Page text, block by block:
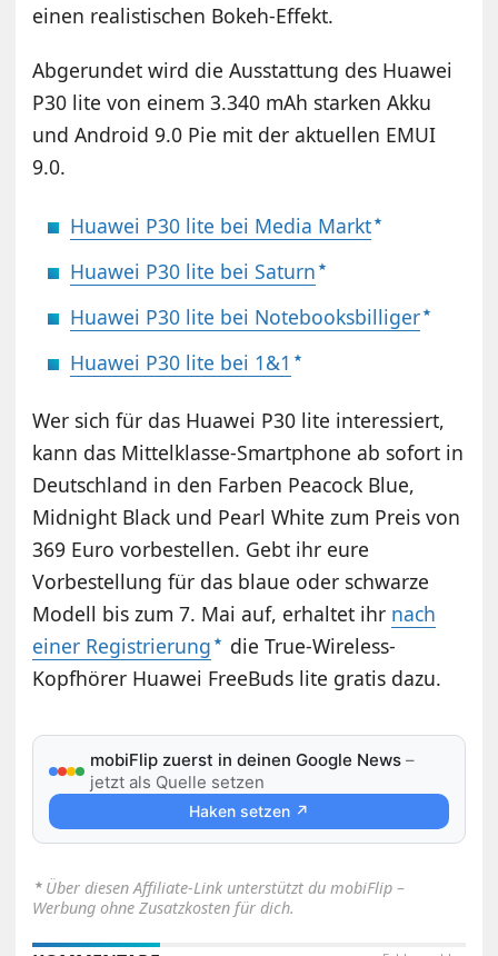
einen realistischen Bokeh-Effekt.
Abgerundet wird die Ausstattung des Huawei
P30 lite von einem 3.340 mAh starken Akku
und Android 9.0 Pie mit der aktuellen EMUI
9.0.
Huawei P30 lite bei Media Markt
Huawei P30 lite bei Saturn
Huawei P30 lite bei Notebooksbilliger
Huawei P30 lite bei 1&1
Wer sich für das Huawei P30 lite interessiert,
kann das Mittelklasse-Smartphone ab sofort in
Deutschland in den Farben Peacock Blue,
Midnight Black und Pearl White zum Preis von
369 Euro vorbestellen. Gebt ihr eure
Vorbestellung für das blaue oder schwarze
Modell bis zum 7. Mai auf, erhaltet ihr nach
einer Registrierung
die True-Wireless-
Kopfhörer Huawei FreeBuds lite gratis dazu.
mobiFlip zuerst in deinen Google News –
jetzt als Quelle setzen
Haken setzen ↗
⋆ Über diesen Affiliate-Link unterstützt du mobiFlip –
Werbung ohne Zusatzkosten für dich.